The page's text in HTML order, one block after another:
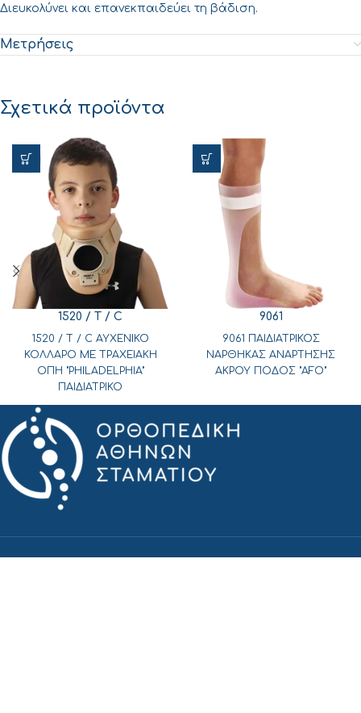
Διευκολύνει και επανεκπαιδεύει τη βάδιση.
Μετρήσεις
Σχετικά προϊόντα
1520 / T / C
1520 / T / C ΑΥΧΕΝΙΚΟ
ΚΟΛΛΑΡΟ ΜΕ ΤΡΑΧΕΙΑΚΗ
ΟΠΗ "PHILADELPHIA"
ΠΑΙΔΙΑΤΡΙΚΟ
9061
9061 ΠΑΙΔΙΑΤΡΙΚΟΣ
ΝΑΡΘΗΚΑΣ ΑΝΑΡΤΗΣΗΣ
ΑΚΡΟΥ ΠΟΔΟΣ "AFO"